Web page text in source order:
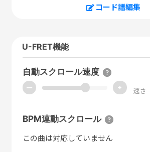
コード譜編集
U-FRET機能
自動スクロール速度
ー + 速さ
BPM連動スクロール
この曲は対応していません